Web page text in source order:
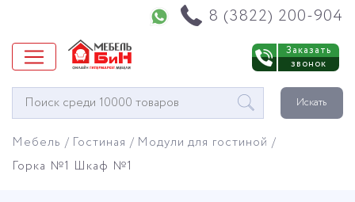
8 (3822) 200-904
Заказать
звонок
Окно
поиска
Искать
Мебель Гостиная
Модули для гостиной
Горка №1 Шкаф №1